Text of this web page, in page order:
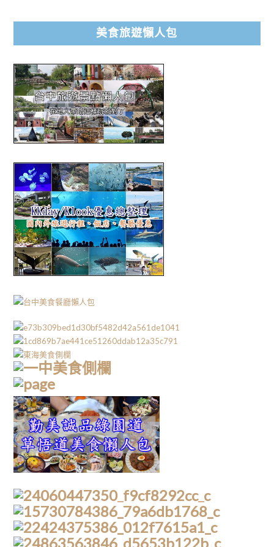
美食旅遊懶人包